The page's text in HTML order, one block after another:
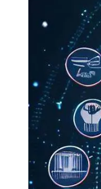
大数据计算
企业服务与云通信
域名与网站
终端用户计算
Serverless
开发工具